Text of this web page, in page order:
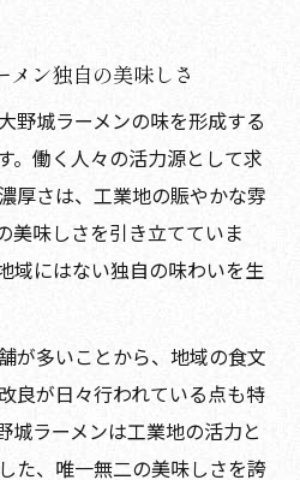
ン独自の美味しさ
野城ラーメンの味を形成する
。働く人々の活力源として求
厚さは、工業地の賑やかな雰
美味しさを引き立てていま
域にはない独自の味わいを生
が多いことから、地域の食文
良が日々行われている点も特
城ラーメンは工業地の活力と
た、唯一無二の美味しさを誇